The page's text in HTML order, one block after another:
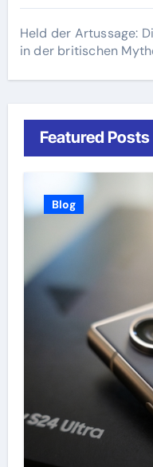
Held der Artussage:
in der britischen
Featured Posts
Blog